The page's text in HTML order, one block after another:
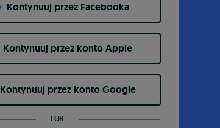
Kontynuuj przez Facebooka
Kontynuuj przez konto Apple
Kontynuuj przez konto Google
LUB